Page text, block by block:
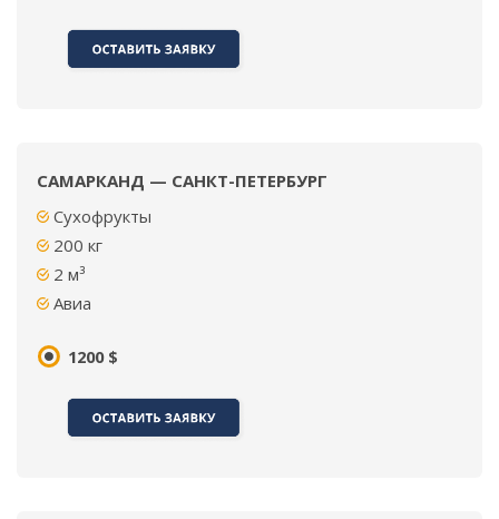
САМАРКАНД — САНКТ-ПЕТЕРБУРГ
Сухофрукты
200 кг
2 м³
Авиа
1200 $